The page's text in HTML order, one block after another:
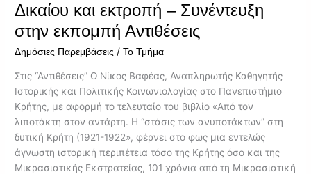
Δικαίου και εκτροπή – Συνέντευξη
στην εκπομπή Αντιθέσεις
Δημόσιες Παρεμβάσεις /Το Τμήμα
Στις “Αντιθέσεις” Ο Νίκος Βαφέας, Αναπληρωτής Καθηγητής
Ιστορικής και Πολιτικής Κοινωνιολογίας στο Πανεπιστήμιο
Κρήτης, με αφορμή το τελευταίο του βιβλίο «Από τον
λιποτάκτη στον αντάρτη. Η “στάσις των ανυποτάκτων” στη
δυτική Κρήτη (1921-1922», φέρνει στο φως μια εντελώς
άγνωστη ιστορική περιπέτεια τόσο της Κρήτης όσο και της
Μικρασιατικής Εκστρατείας, 101 χρόνια από τη Μικρασιατική
εκπομπή